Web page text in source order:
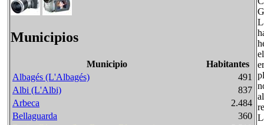
Municipios
Municipio
Habitantes
Albagés (L'Albagés)
491
Albi (L'Albi)
837
Arbeca
2.484
Bellaguarda
360